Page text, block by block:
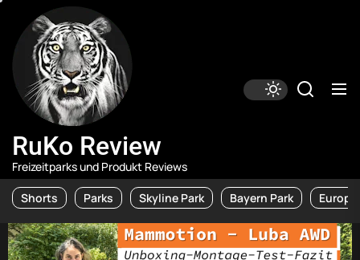
the
content
RuKo Review
Freizeitparks und Produkt Reviews
Shorts Parks Skyline Park Bayern Park Europa